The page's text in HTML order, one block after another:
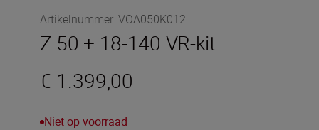
Artikelnummer: VOA050K012
Z 50 + 18-140 VR-kit
€ 1.399,00
Niet op voorraad